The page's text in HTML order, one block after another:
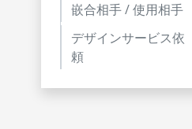
嵌合相手 / 使用相手
デザインサービス依
頼